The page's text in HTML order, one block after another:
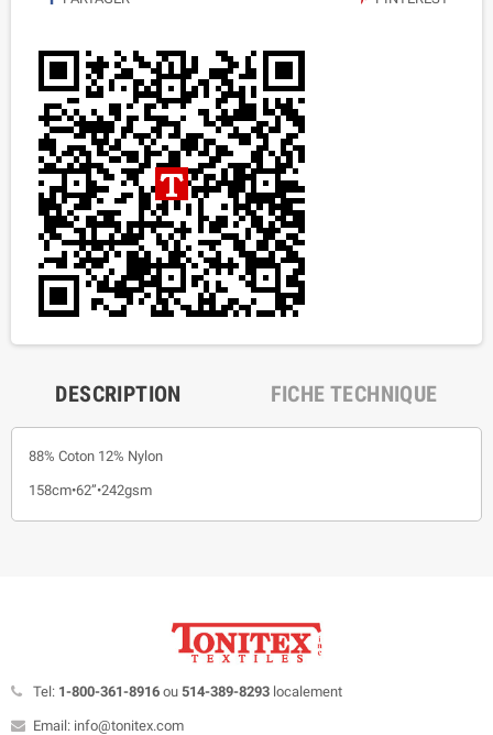
DESCRIPTION FICHE TECHNIQUE
88% Coton 12% Nylon
158cm•62”•242gsm
Tel: 1-800-361-8916 ou 514-389-8293 localement
Email: info@tonitex.com